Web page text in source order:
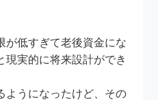
が低すぎて老後資金にな
現実的に将来設計ができ
ようになったけど、その